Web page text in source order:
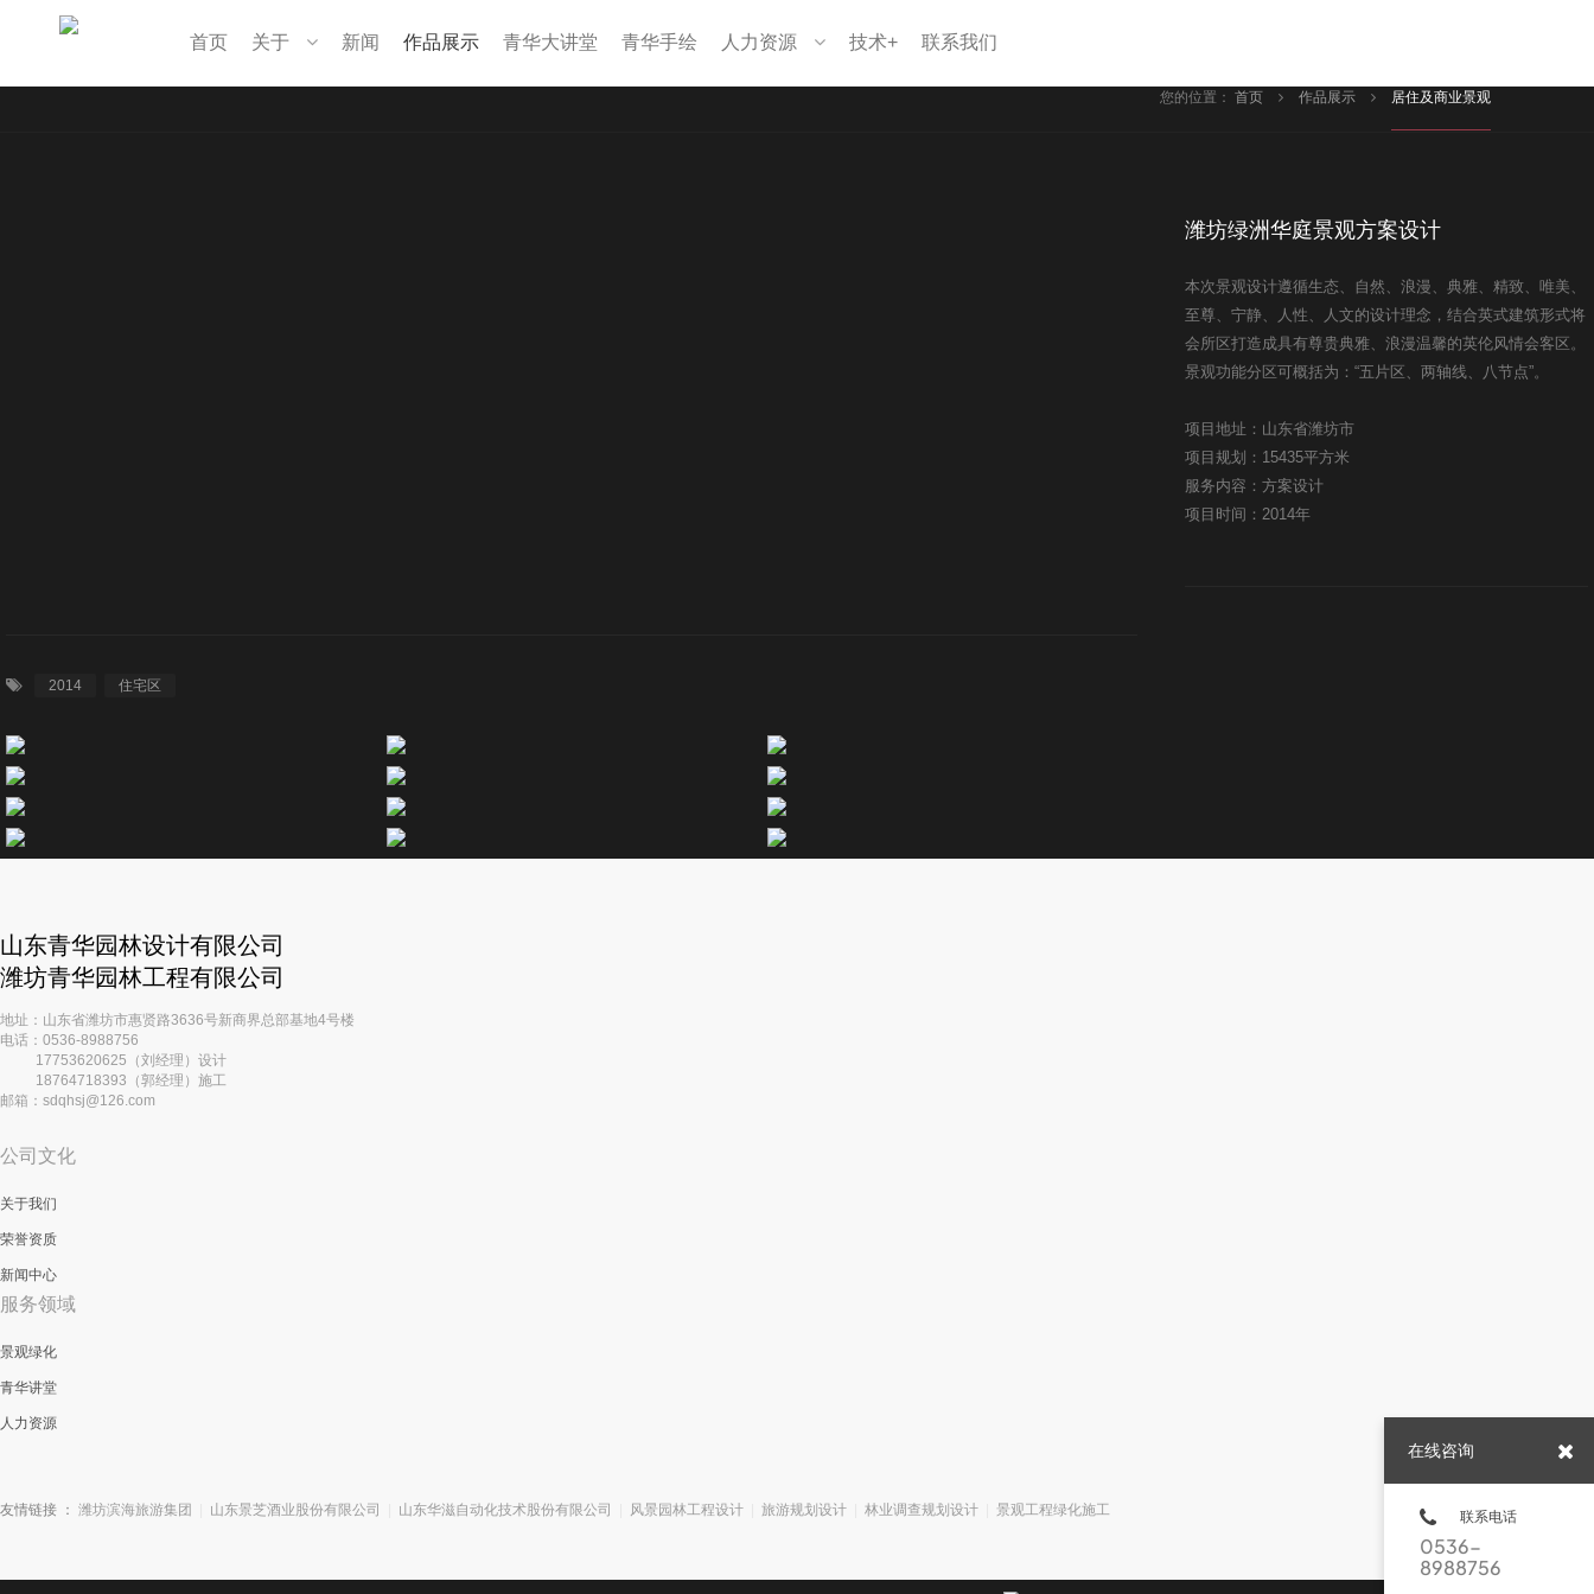
首页 关于 新闻 作品展示 青华大讲堂 青华手绘 人力资源 技术+ 联系我们
您的位置： 首页 作品展示 居住及商业景观
潍坊绿洲华庭景观方案设计
本次景观设计遵循生态、自然、浪漫、典雅、精致、唯美、
至尊、宁静、人性、人文的设计理念，结合英式建筑形式将
会所区打造成具有尊贵典雅、浪漫温馨的英伦风情会客区。
景观功能分区可概括为：“五片区、两轴线、八节点”。
项目地址：山东省潍坊市
项目规划：15435平方米
服务内容：方案设计
项目时间：2014年
2014 住宅区
山东青华园林设计有限公司
潍坊青华园林工程有限公司
地址：山东省潍坊市惠贤路3636号新商界总部基地4号楼
电话：0536-8988756
17753620625（刘经理）设计
18764718393（郭经理）施工
邮箱：sdqhsj@126.com
公司文化
关于我们
荣誉资质
新闻中心
服务领域
景观绿化
青华讲堂
人力资源
友情链接 ： 潍坊滨海旅游集团 山东景芝酒业股份有限公司 山东华滋自动化技术股份有限公司 风景园林工程设计 旅游规划设计 林业调查规划设计 景观工程绿化施工
在线咨询
联系电话
0536-
8988756